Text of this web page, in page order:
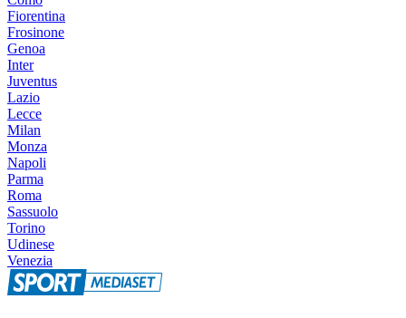
Fiorentina
Frosinone
Genoa
Inter
Juventus
Lazio
Lecce
Milan
Monza
Napoli
Parma
Roma
Sassuolo
Torino
Udinese
Venezia